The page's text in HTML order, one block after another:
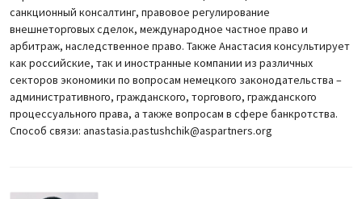
санкционный консалтинг, правовое регулирование
внешнеторговых сделок, международное частное право и
арбитраж, наследственное право. Также Анастасия консультирует
как российские, так и иностранные компании из различных
секторов экономики по вопросам немецкого законодательства –
административного, гражданского, торгового, гражданского
процессуального права, а также вопросам в сфере банкротства.
Способ связи: anastasia.pastushchik@aspartners.org